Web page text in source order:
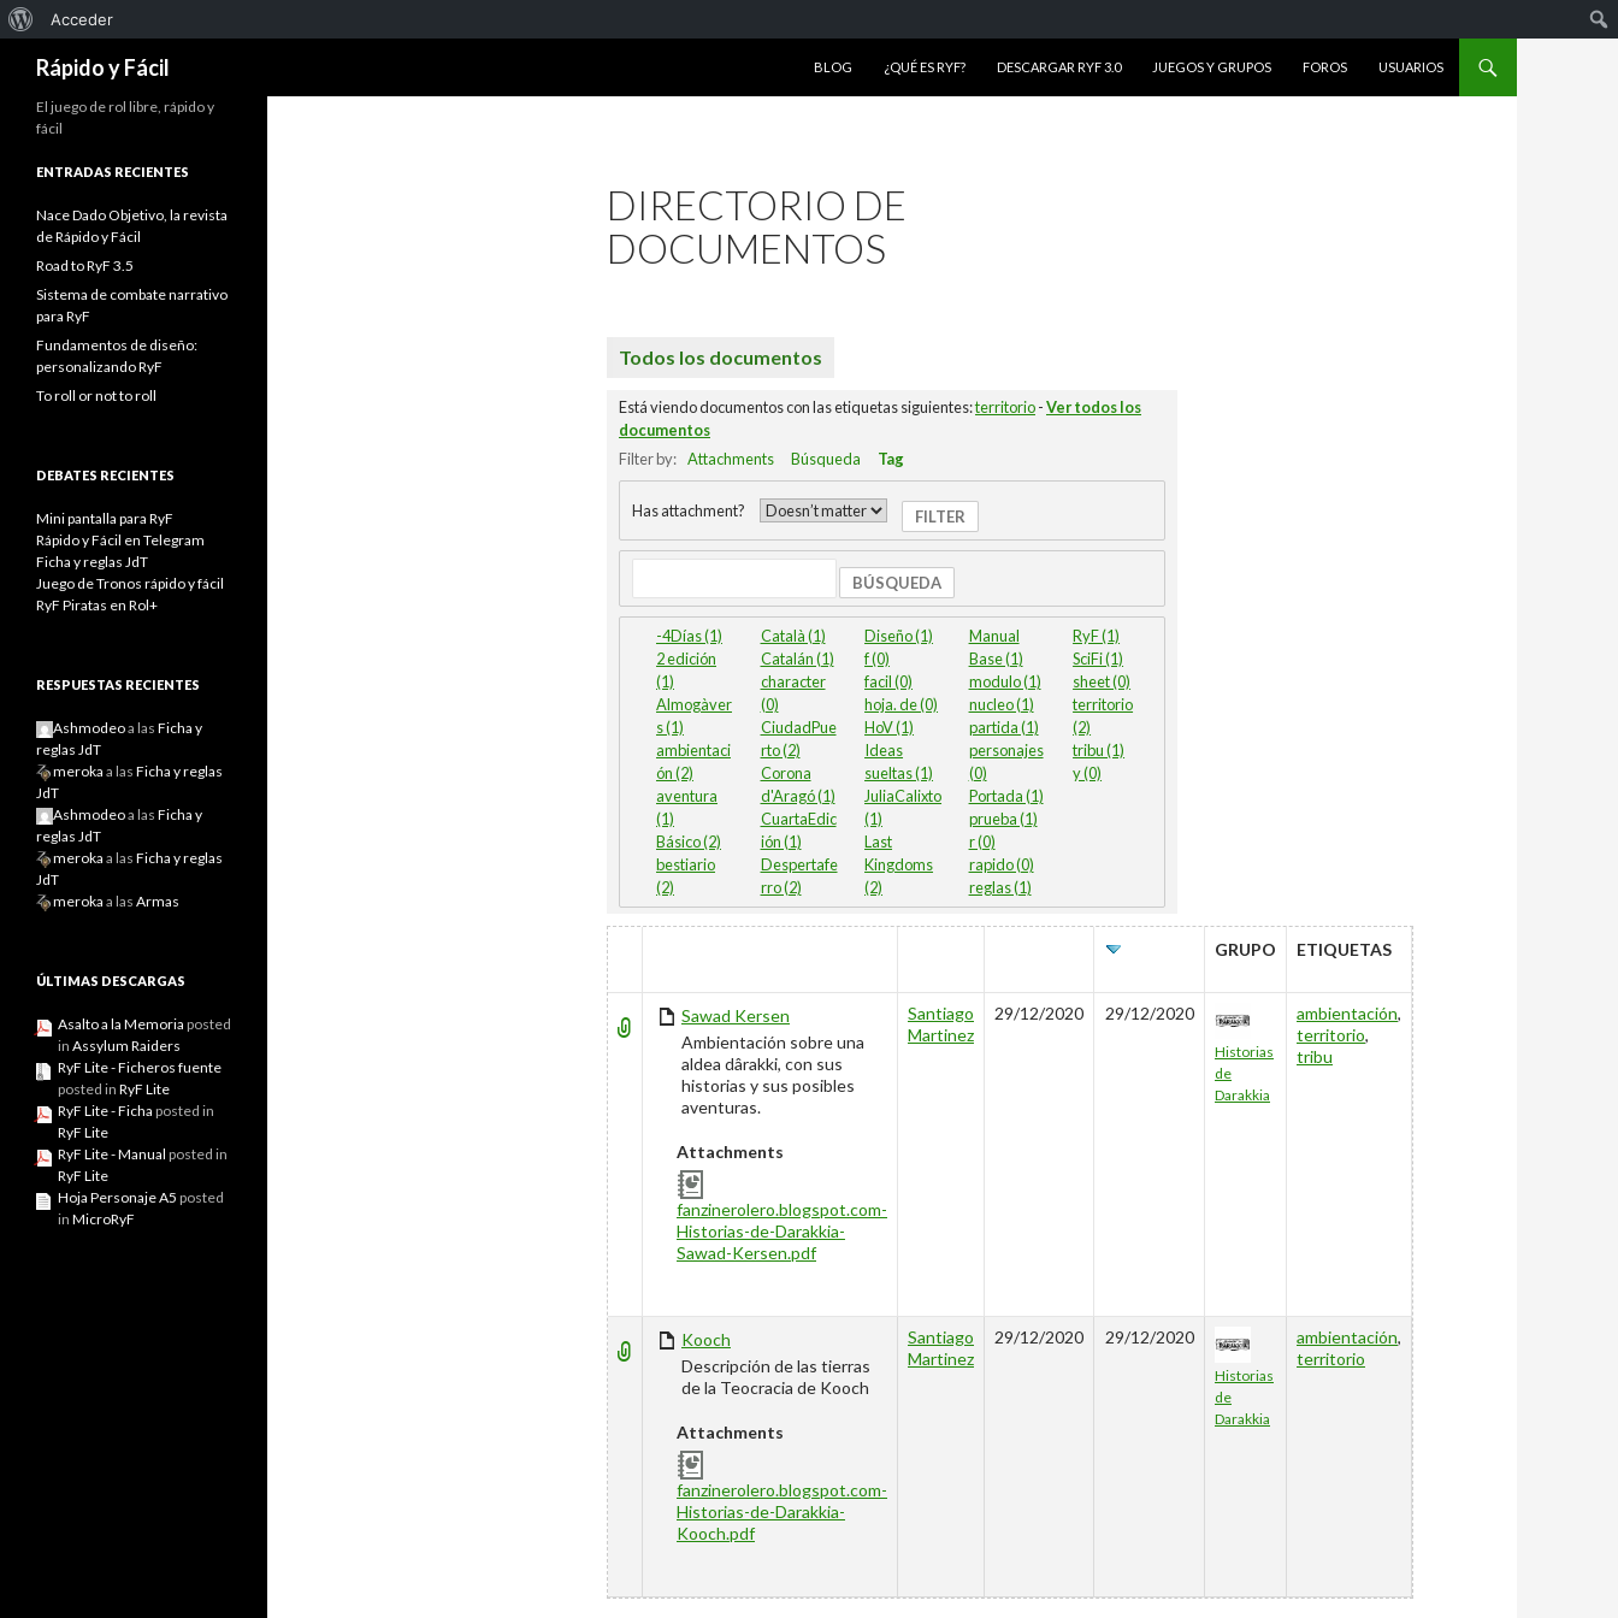
Acerca
de
Acceder
Rápido y Fácil
BLOG
¿QUÉ ES RYF? DESCARGAR RYF 3.0 JUEGOS Y GRUPOS FOROS USUARIOS
DIRECTORIO DE
DOCUMENTOS
Todos los documentos
Está viendo documentos con las etiquetas siguientes:territorio-Ver todos los
documentos
Filter by: Attachments Búsqueda Tag
Has attachment?
-4Días (1)
2 edición
(1)
Almogàver
s (1)
ambientaci
ón (2)
aventura
(1)
Básico (2)
bestiario
(2)
Català (1)
Catalán (1)
character
(0)
CiudadPue
rto (2)
Corona
d'Aragó (1)
CuartaEdic
ión (1)
Despertafe
rro (2)
Diseño (1)
f (0)
facil (0)
hoja. de (0)
HoV (1)
Ideas
sueltas (1)
JuliaCalixto
(1)
Last
Kingdoms
(2)
Manual
Base (1)
modulo (1)
nucleo (1)
partida (1)
personajes
(0)
Portada (1)
prueba (1)
r (0)
rapido (0)
reglas (1)
RyF (1)
SciFi (1)
sheet (0)
territorio
(2)
tribu (1)
y (0)
GRUPO ETIQUETAS
Sawad Kersen
Ambientación sobre una
aldea dârakki, con sus
historias y sus posibles
aventuras.
Attachments
fanzinerolero.blogspot.com-
Historias-de-Darakkia-
Sawad-Kersen.pdf
Santiago
Martinez
29/12/2020 29/12/2020
Historias
de
Darakkia
ambientación,
territorio,
tribu
Kooch
Descripción de las tierras
de la Teocracia de Kooch
Attachments
fanzinerolero.blogspot.com-
Historias-de-Darakkia-
Kooch.pdf
Santiago
Martinez
29/12/2020 29/12/2020
Historias
de
Darakkia
ambientación,
territorio
El juego de rol libre, rápido y
fácil
ENTRADAS RECIENTES
Nace Dado Objetivo, la revista
de Rápido y Fácil
Road to RyF 3.5
Sistema de combate narrativo
para RyF
Fundamentos de diseño:
personalizando RyF
To roll or not to roll
DEBATES RECIENTES
Mini pantalla para RyF
Rápido y Fácil en Telegram
Ficha y reglas JdT
Juego de Tronos rápido y fácil
RyF Piratas en Rol+
RESPUESTAS RECIENTES
Ashmodeoa las Ficha y
reglas JdT
meroka a las Ficha y reglas
JdT
Ashmodeoa las Ficha y
reglas JdT
meroka a las Ficha y reglas
JdT
meroka a las Armas
ÚLTIMAS DESCARGAS
Asalto a la Memoria posted
in Assylum Raiders
RyF Lite - Ficheros fuente
posted in RyF Lite
RyF Lite - Ficha posted in
RyF Lite
RyF Lite - Manual posted in
RyF Lite
Hoja Personaje A5 posted
in MicroRyF